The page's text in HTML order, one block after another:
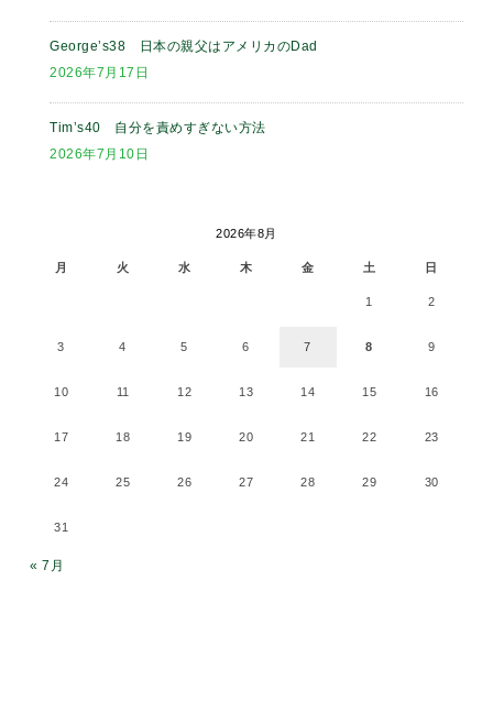
George’s38 日本の親父はアメリカのDad
2026年7月17日
Tim’s40 自分を責めすぎない方法
2026年7月10日
2026年8月
月 火 水 木 金 土 日
1 2
3 4 5 6 7 8 9
10 11 12 13 14 15 16
17 18 19 20 21 22 23
24 25 26 27 28 29 30
31
« 7月